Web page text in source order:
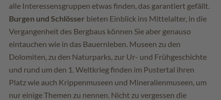
alle Interessensgruppen etwas finden, das garantiert gefällt.
Burgen und Schlösser bieten Einblick ins Mittelalter, in die
Vergangenheit des Bergbaus können Sie aber genauso
eintauchen wie in das Bauernleben. Museen zu den
Dolomiten, zu den Naturparks, zur Ur- und Frühgeschichte
und rund um den 1. Weltkrieg finden im Pustertal ihren
Platz wie auch Krippenmuseen und Mineralienmuseen, um
nur einige Themen zu nennen. Nicht zu vergessen die